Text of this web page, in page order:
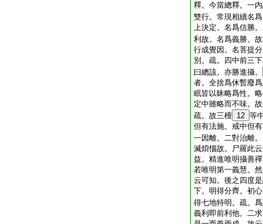
釋。今當總釋。一
雙行。常現相續名
上決定。名爲信勝
利故。名爲義勝。
行成覺因。名菩提
別。疏。四中前三
曰總該。亦勝進攝。
者。全捨爲休暫廢
眠皆以昧略爲性。
定中雖略而不味。
疏。故三檀 12 等
但有法施。戒中但
一因離。二對治離
滅煩惱故。尸羅此
益。精進唯明攝善
若唯明第一義慧。
云可知。後之四度
下。明得分齊。初
得七地特明。疏。
義利即前利他。二